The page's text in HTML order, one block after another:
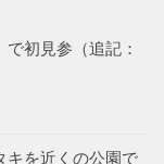
初見参（追記：
キを近くの公園で